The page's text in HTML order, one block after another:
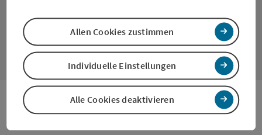
Kontaktformular
Alle Cookies deaktivieren
Individuelle Einstellungen
Allen Cookies zustimmen